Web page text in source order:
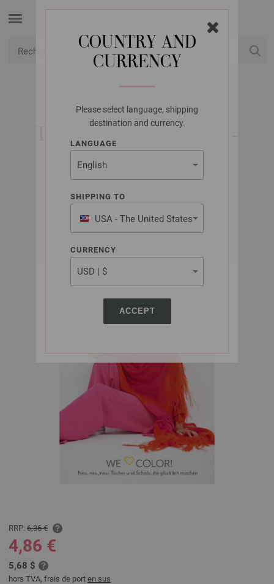
COUNTRY AND
CURRENCY
Please select language, shipping
destination and currency.
LANGUAGE
SHIPPING TO
USA - The United States
of America
CURRENCY
ACCEPT
LANA GROSSA
TÜCHER & CO. NO. 5 -
EXPLICATIONS EN
ANGLAIS
RRP: 6,36 €
4,86 €
5,68 $
hors TVA, frais de port en sus